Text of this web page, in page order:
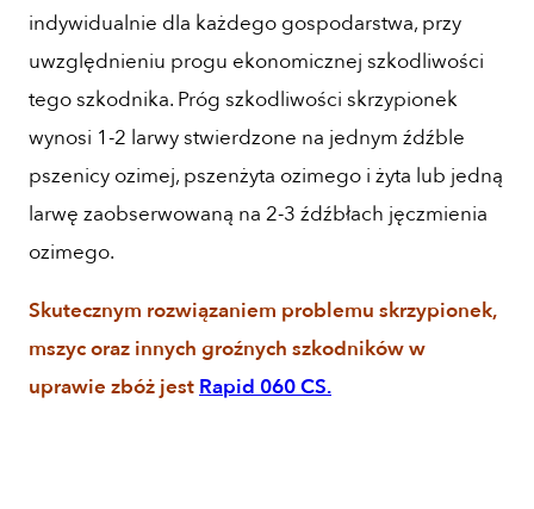
indywidualnie dla każdego gospodarstwa, przy
uwzględnieniu progu ekonomicznej szkodliwości
tego szkodnika. Próg szkodliwości skrzypionek
wynosi 1-2 larwy stwierdzone na jednym źdźble
pszenicy ozimej, pszenżyta ozimego i żyta lub jedną
larwę zaobserwowaną na 2-3 źdźbłach jęczmienia
ozimego.
Skutecznym rozwiązaniem problemu skrzypionek,
mszyc oraz innych groźnych szkodników w
uprawie zbóż jest Rapid 060 CS.